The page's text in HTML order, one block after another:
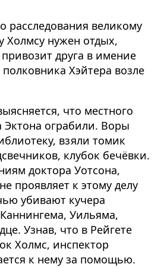
расследования великому
нужен отдых,
друга в имение
Хэйтера возле
что местного
Эктона ограбили. Воры
взяли томик
клубок бечёвки.
доктора Уотсона,
проявляет к этому делу
убивают кучера
Уильяма,
Узнав, что в Рейгете
Холмс, инспектор
к нему за помощью.